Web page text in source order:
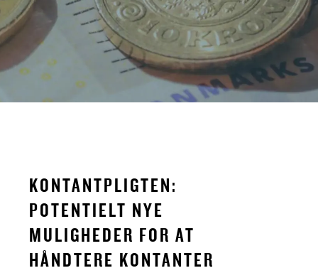
KONTANTPLIGTEN:
POTENTIELT NYE
MULIGHEDER FOR AT
HÅNDTERE KONTANTER